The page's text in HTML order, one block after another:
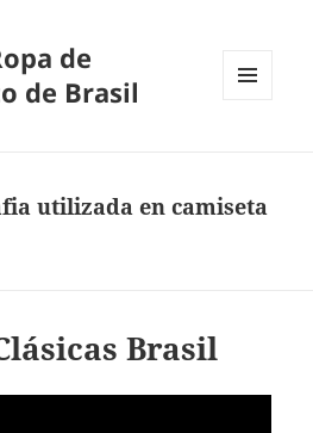
de
de Brasil
utilizada en camiseta
Brasil